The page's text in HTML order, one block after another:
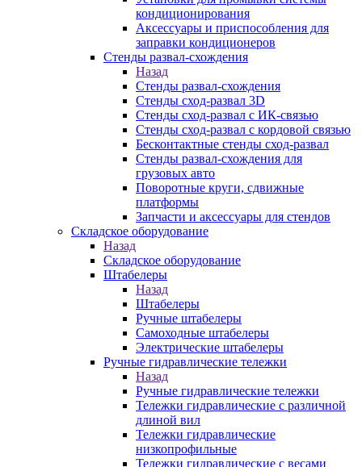
кондиционирования
Аксессуары и приспособления для
заправки кондиционеров
Стенды развал-схождения
Назад
Стенды развал-схождения
Стенды сход-развал 3D
Стенды сход-развал с ИК-связью
Стенды сход-развал с кордовой связью
Бесконтактные стенды сход-развал
Стенды развал-схождения для
грузовых авто
Поворотные круги, сдвижные
платформы
Запчасти и аксессуары для стендов
Складское оборудование
Назад
Складское оборудование
Штабелеры
Назад
Штабелеры
Ручные штабелеры
Самоходные штабелеры
Электрические штабелеры
Ручные гидравлические тележки
Назад
Ручные гидравлические тележки
Тележки гидравлические с различной
длиной вил
Тележки гидравлические
низкопрофильные
Тележки гидравлические с весами